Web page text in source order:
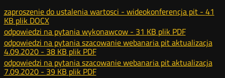
zaproszenie do ustalenia wartosci - wideokonferencja pit - 41
KB plik DOCX
odpowiedzi na pytania wykonawcow - 31 KB plik PDF
odpowiedzi na pytania szacowanie webanaria pit aktualizacja
4.09.2020 - 38 KB plik PDF
odpowiedzi na pytania szacowanie webanaria pit aktualizacja
7.09.2020 - 39 KB plik PDF